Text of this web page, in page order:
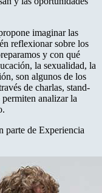
imaginar las
reflexionar sobre los
y con qué
la sexualidad, la
son algunos de los
de charlas, stand-
analizar la
parte de Experiencia